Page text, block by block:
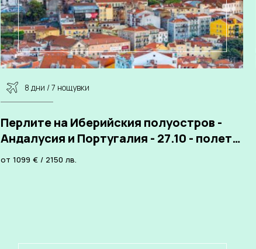
8 дни / 7 нощувки
Перлите на Иберийския полуостров -
Андалусия и Португалия - 27.10 - полет
от Варна - хотели
от 1099 € / 2150 лв.